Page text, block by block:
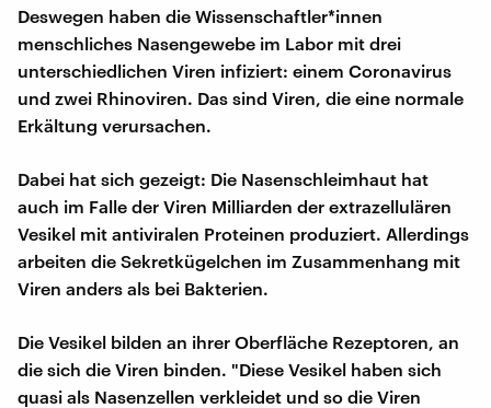
Deswegen haben die Wissenschaftler*innen
menschliches Nasengewebe im Labor mit drei
unterschiedlichen Viren infiziert: einem Coronavirus
und zwei Rhinoviren. Das sind Viren, die eine normale
Erkältung verursachen.
Dabei hat sich gezeigt: Die Nasenschleimhaut hat
auch im Falle der Viren Milliarden der extrazellulären
Vesikel mit antiviralen Proteinen produziert. Allerdings
arbeiten die Sekretkügelchen im Zusammenhang mit
Viren anders als bei Bakterien.
Die Vesikel bilden an ihrer Oberfläche Rezeptoren, an
die sich die Viren binden. "Diese Vesikel haben sich
quasi als Nasenzellen verkleidet und so die Viren